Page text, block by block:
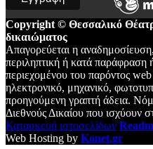
Copyright © Θεσσαλικό
δικαιώματος
Απαγορεύεται η
περιληπτική ή κατά παράφραση
περιεχομένου του παρόντος
ηλεκτρονικό, μηχανικό,
προηγούμενη γραπτή άδεια.
Διεθνούς Δικαίου που ισχύουν
Κατασκευή ιστοσελίδων
Web Hosting by Konet.gr